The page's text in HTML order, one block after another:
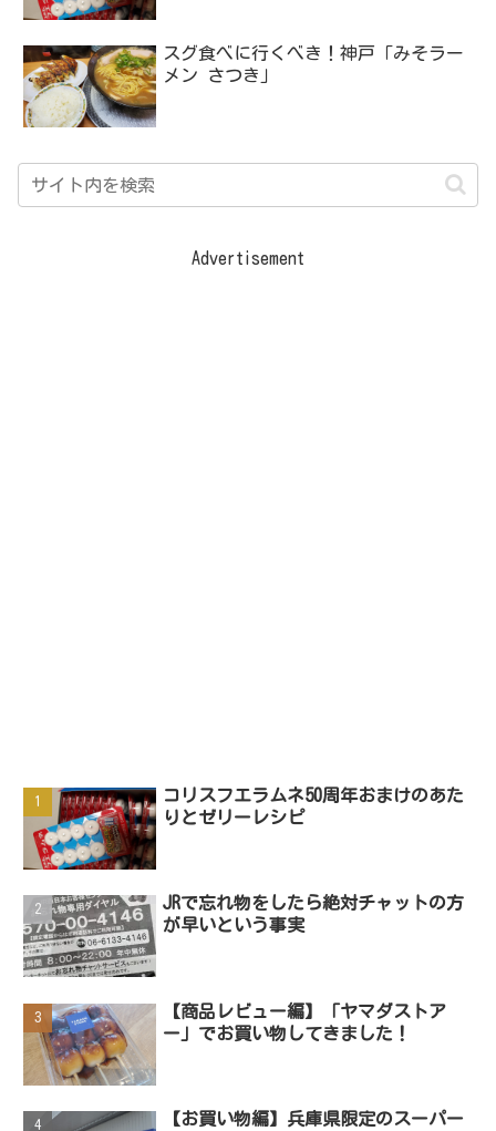
スグ食べに行くべき！神戸「みそラー
メン さつき」
Advertisement
コリスフエラムネ50周年おまけのあた
りとゼリーレシピ
JRで忘れ物をしたら絶対チャットの方
が早いという事実
【商品レビュー編】「ヤマダストア
ー」でお買い物してきました！
【お買い物編】兵庫県限定のスーパー